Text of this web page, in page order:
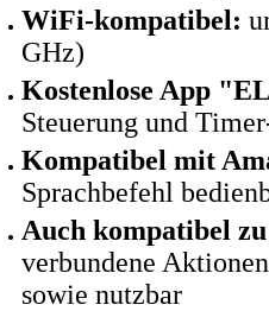
WiFi-kompatibel:
GHz)
Kostenlose App
Steuerung und
Kompatibel mit
Sprachbefehl
Auch kompatibel
verbundene
sowie nutzbar